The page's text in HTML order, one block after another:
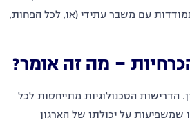
עם משבר עתידי (או, לכל הפחות,
– מה זה אומר?
הדרישות הטכנולוגיות מתייחסות לכל
שמשפיעות על יכולתו של הארגון